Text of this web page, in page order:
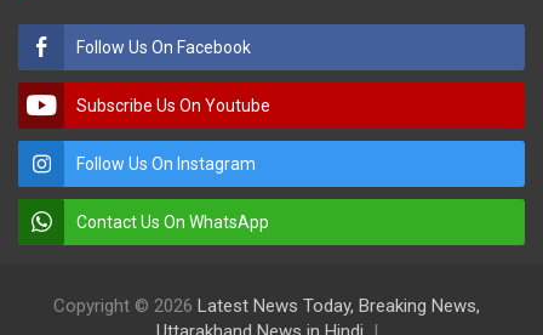
Follow Us On Facebook
Subscribe Us On Youtube
Follow Us On Instagram
Contact Us On WhatsApp
Copyright © 2026 Latest News Today, Breaking News,